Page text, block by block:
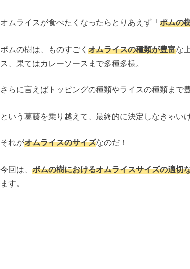
オムライスが食べたくなったらとりあえず「 ポムの
ポムの樹は、ものすごく オムライスの種類が豊富な
ス、果てはカレーソースまで多種多様。
さらに言えばトッピングの種類やライスの種類まで
という葛藤を乗り越えて、最終的に決定しなきゃい
それがオムライスのサイズなのだ！
今回は、 ポムの樹におけるオムライスサイズの適切
ます。